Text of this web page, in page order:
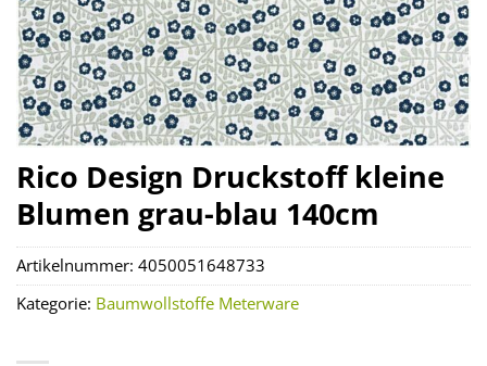
Rico Design Druckstoff kleine
Blumen grau-blau 140cm
Artikelnummer: 4050051648733
Kategorie: Baumwollstoffe Meterware